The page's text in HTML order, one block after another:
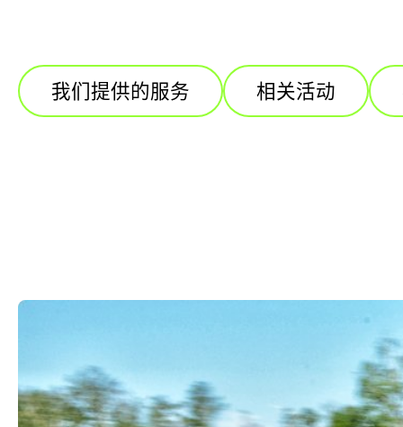
我们提供的服务 相关活动